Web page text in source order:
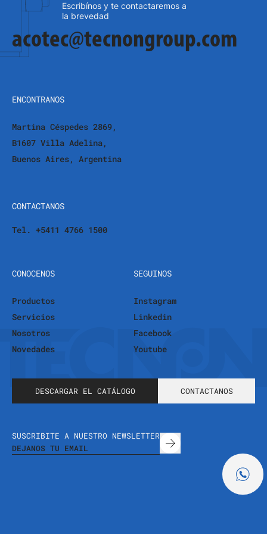
Escribínos y te contactaremos a
la brevedad
acotec@tecnongroup.com
ENCONTRANOS
Martina Céspedes 2869,
B1607 Villa Adelina,
Buenos Aires, Argentina
CONTACTANOS
Tel. +5411 4766 1500
CONOCENOS
Productos
Servicios
Nosotros
Novedades
SEGUINOS
Instagram
Linkedin
Facebook
Youtube
DESCARGAR EL CATÁLOGO CONTACTANOS
SUSCRIBITE A NUESTRO NEWSLETTER